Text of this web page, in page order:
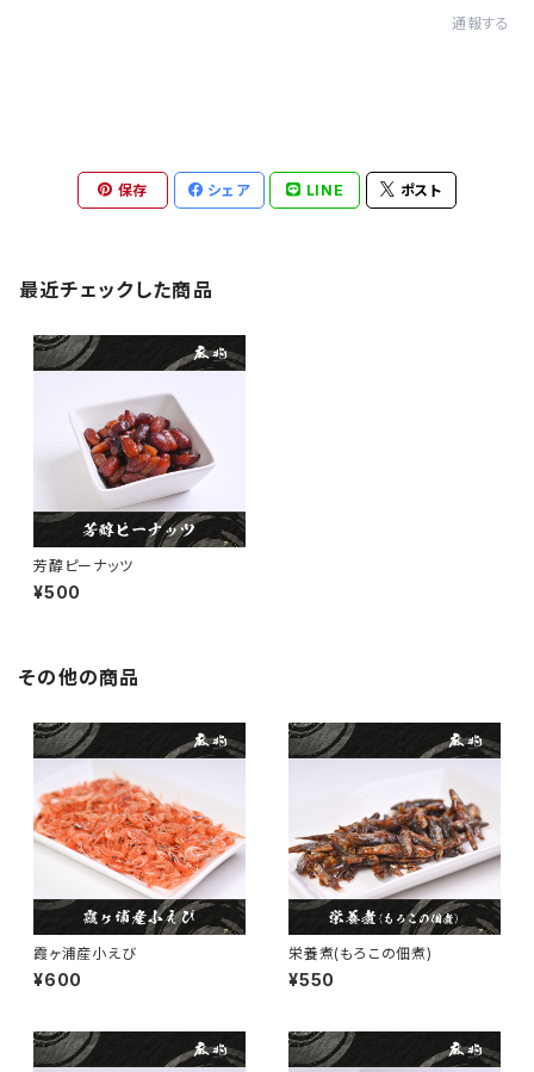
通報する
保存 シェア LINE ポスト
最近チェックした商品
芳醇ピーナッツ
¥500
その他の商品
霞ヶ浦産小えび
¥600
栄養煮(もろこの佃煮)
¥550